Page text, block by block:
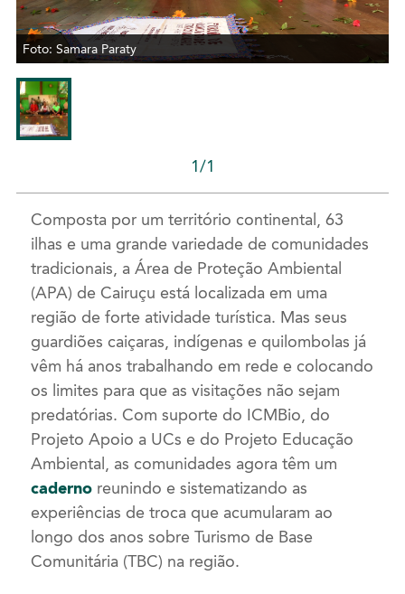
Foto: Samara Paraty
1/1
Composta por um território continental, 63
ilhas e uma grande variedade de comunidades
tradicionais, a Área de Proteção Ambiental
(APA) de Cairuçu está localizada em uma
região de forte atividade turística. Mas seus
guardiões caiçaras, indígenas e quilombolas já
vêm há anos trabalhando em rede e colocando
os limites para que as visitações não sejam
predatórias. Com suporte do ICMBio, do
Projeto Apoio a UCs e do Projeto Educação
Ambiental, as comunidades agora têm um
caderno reunindo e sistematizando as
experiências de troca que acumularam ao
longo dos anos sobre Turismo de Base
Comunitária (TBC) na região.